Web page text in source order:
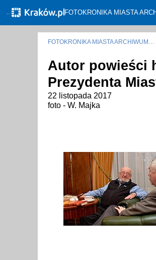
← FOTOKRONIKA MIASTA
FOTOKRONIKA MIASTA ARCHIWUM…
Autor powieści
Prezydenta
22 listopada 2017
foto - W. Majka